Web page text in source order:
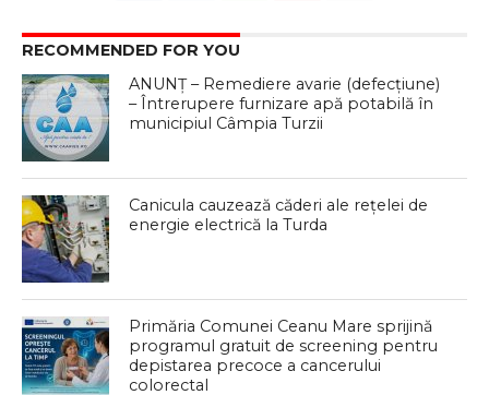
RECOMMENDED FOR YOU
ANUNȚ – Remediere avarie (defecțiune)
– Întrerupere furnizare apă potabilă în
municipiul Câmpia Turzii
Canicula cauzează căderi ale rețelei de
energie electrică la Turda
Primăria Comunei Ceanu Mare sprijină
programul gratuit de screening pentru
depistarea precoce a cancerului
colorectal